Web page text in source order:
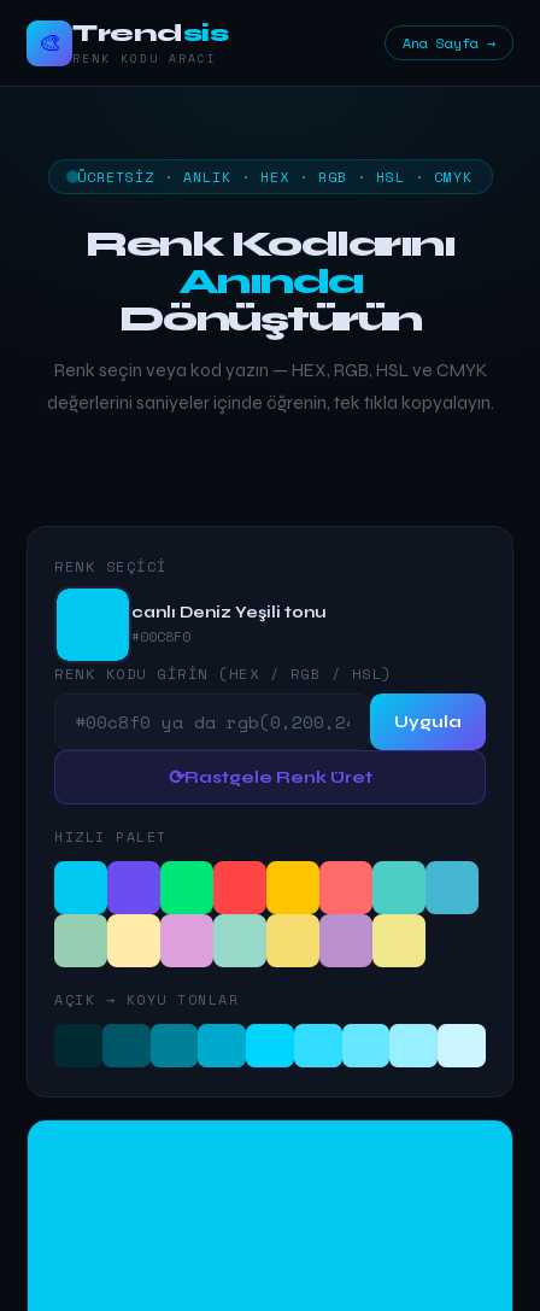
🎨 Trendsis
RENK KODU ARACI
Ana Sayfa →
ÜCRETSIZ · ANLIK · HEX · RGB · HSL · CMYK
Renk Kodlarını
Anında
Dönüştürün
Renk seçin veya kod yazın — HEX, RGB, HSL ve CMYK
değerlerini saniyeler içinde öğrenin, tek tıkla kopyalayın.
RENK SEÇICI
canlı Deniz Yeşili tonu
#00C8F0
RENK KODU GIRIN (HEX / RGB / HSL)
Uygula
⟳Rastgele Renk Üret
HIZLI PALET
AÇIK → KOYU TONLAR